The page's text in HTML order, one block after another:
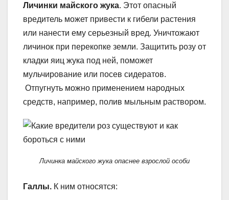
Личинки майского жука. Этот опасный
вредитель может привести к гибели растения
или нанести ему серьезный вред. Уничтожают
личинок при перекопке земли. Защитить розу от
кладки яиц жука под ней, поможет
мульчирование или посев сидератов.
Отпугнуть можно применением народных
средств, например, полив мыльным раствором.
Личинка майского жука опаснее взрослой особи
Галлы. К ним относятся: